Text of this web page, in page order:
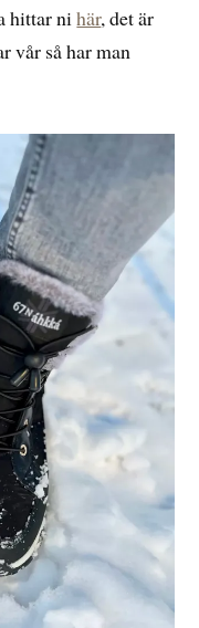
hittar nihär, det är
vår så har man